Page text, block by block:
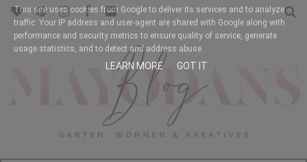
This site uses cookies from Google to deliver its services and to analyze
traffic. Your IP address and user-agent are shared with Google along with
performance and security metrics to ensure quality of service, generate
usage statistics, and to detect and address abuse.
LEARN MORE GOT IT